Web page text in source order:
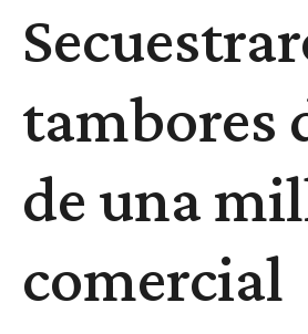
tambores
de una
comercial